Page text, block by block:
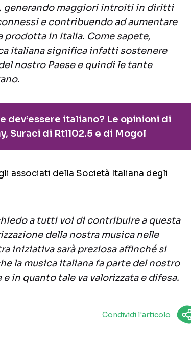
generando maggiori introiti in diritti
e contribuendo ad aumentare
prodotta in Italia. Come sapete,
italiana significa infatti sostenere
nostro Paese e quindi le tante
dev’essere italiano? Le opinioni di
Suraci di Rtl102.5 e di Mogol
associati della Società Italiana degli
a tutti voi di contribuire a questa
della nostra musica nelle
iniziativa sarà preziosa affinché si
la musica italiana fa parte del nostro
in quanto tale va valorizzata e difesa.
Condividi l'articolo